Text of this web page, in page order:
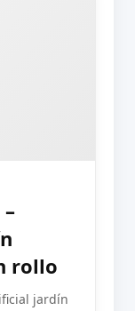
rollo
jardín